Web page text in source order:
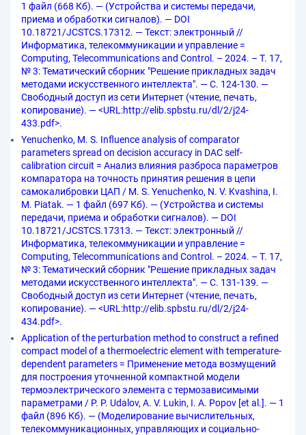
1 файл (668 Кб). — (Устройства и системы передачи,
приема и обработки сигналов). — DOI
10.18721/JCSTCS.17312. — Текст: электронный //
Информатика, телекоммуникации и управление =
Computing, Telecommunications and Control. – 2024. – Т. 17,
№ 3: Тематический сборник "Решение прикладных задач
методами искусственного интеллекта". — С. 124-130. —
Свободный доступ из сети Интернет (чтение, печать,
копирование). — <URL:http://elib.spbstu.ru/dl/2/j24-
433.pdf>.
Yenuchenko, M. S. Influence analysis of comparator
parameters spread on decision accuracy in DAC self-
calibration circuit = Анализ влияния разброса параметров
компаратора на точность принятия решения в цепи
самокалибровки ЦАП / M. S. Yenuchenko, N. V. Kvashina, I.
M. Piatak. — 1 файл (697 Кб). — (Устройства и системы
передачи, приема и обработки сигналов). — DOI
10.18721/JCSTCS.17313. — Текст: электронный //
Информатика, телекоммуникации и управление =
Computing, Telecommunications and Control. – 2024. – Т. 17,
№ 3: Тематический сборник "Решение прикладных задач
методами искусственного интеллекта". — С. 131-139. —
Свободный доступ из сети Интернет (чтение, печать,
копирование). — <URL:http://elib.spbstu.ru/dl/2/j24-
434.pdf>.
Application of the perturbation method to construct a refined
compact model of a thermoelectric element with temperature-
dependent parameters = Применение метода возмущений
для построения уточненной компактной модели
термоэлектрического элемента с термозависимыми
параметрами / P. P. Udalov, A. V. Lukin, I. A. Popov [et al.]. — 1
файл (896 Кб). — (Моделирование вычислительных,
телекоммуникационных, управляющих и социально-